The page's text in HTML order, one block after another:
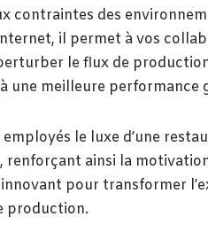
contraintes des
il permet à vos
le flux de
une meilleure performance
le luxe d’une
renforçant ainsi la
pour transformer
production.